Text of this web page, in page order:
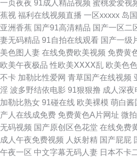
大片 丰满少妇av 天天干天天狠狠日 91性交免
夜夜操天天摸 91欧美性 福利社蜜臀 欧美第一
韩成人无毒ava 91超碰在线成人蝌蚪 国产精
福利在线观看 91性爱 欧美色狼六区 91n在现
网址 91牛视频网址 黄色吊嗨78区内射 婷婷激
91精品牛 国产亚洲欧美专区精品 四虎国产精
一页夜夜 91成人精品视频 蜜桃爱爱视
蕉视 福利在线视频直播 一区xxxxx 岛
亚洲香蕉 国产91高清精品 国产一区二
妻无码精品 91自拍在线观看 国产一级
美色图人妻 在线免费欧美视频 免费黄
欧美午夜极品 性欧美ⅩⅩⅩⅩ乱 欧美色
不卡 加勒比性爱网 青草国产在线视频
淫 波多野结依电影 91狠狠撸 成人深夜
加勒比熟女 91碰在线 欧美裸模 萌白酱
产人在线成免费 免费黄色A片网址 微
无码视频 国产原创区色花堂 在线免费
成人午夜免费视频 人妖射精 国产屁屁
午夜一区 中文字幕无码人妻 日本不卡